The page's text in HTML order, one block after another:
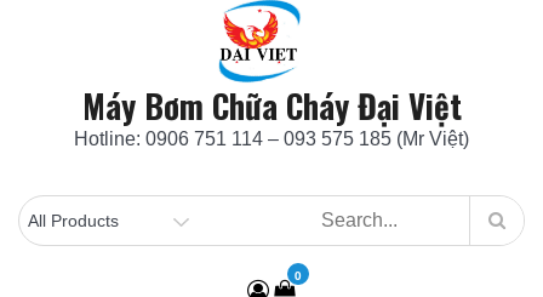
Máy Bơm Chữa Cháy Đại Việt
Hotline: 0906 751 114 – 093 575 185 (Mr Việt)
0